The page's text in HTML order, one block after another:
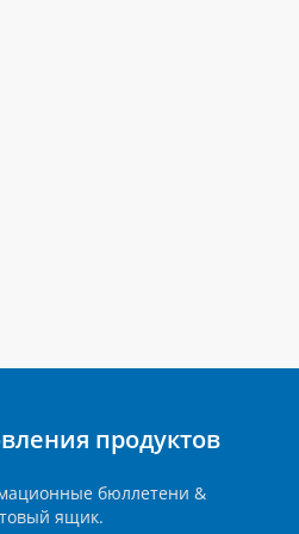
продуктов
бюллетени &
ящик.